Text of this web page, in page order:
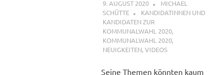
9. AUGUST 2020
MICHAEL
SCHÜTTE
KANDIDATINNEN UND
KANDIDATEN ZUR
KOMMUNALWAHL 2020,
KOMMUNALWAHL 2020,
NEUIGKEITEN,VIDEOS
Seine Themen könnten kaum